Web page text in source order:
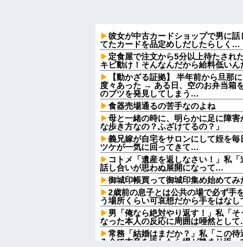
彼女が中古カードショップで男に
てたカードを品定めしだしたらしく…
定食屋で注文から5分以上待たされ
キビ動け！そんなんだから給料低い
【動かざる証拠】 半年前から旦那
度々あった → ある日、空のお弁当箱
のブツを発見してしまう…
食器売場通るの苦手なのよね
母と一緒の時に、明らかに足に障
な歩き方なの？ふざけてるの？」
義兄嫁が自宅をサロンにして姪を
ツケが一気に回ってきて…
コトメ「遺産を返しなさい！」私
話し合いが思わぬ展開になって…
御城印帳買って御城印集め始めて
2歳前の息子とは公共の場で必ず手
う場所くらい可哀想だから手をはな
男「俺なら絶対やり返す！」私「
なった本人の反応に周囲は唖然とし
常務「結婚はまだか？」私「この
み会で本音を返したら場が静まり返っ